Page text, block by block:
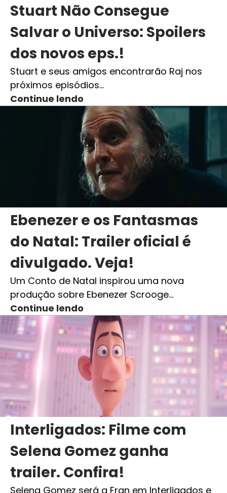
Stuart Não Consegue
Salvar o Universo: Spoilers
dos novos eps.!
Stuart e seus amigos encontrarão Raj nos
próximos episódios…
Continue lendo
Ebenezer e os Fantasmas
do Natal: Trailer oficial é
divulgado. Veja!
Um Conto de Natal inspirou uma nova
produção sobre Ebenezer Scrooge…
Continue lendo
Interligados: Filme com
Selena Gomez ganha
trailer. Confira!
Selena Gomez será a Fran em Interligados e